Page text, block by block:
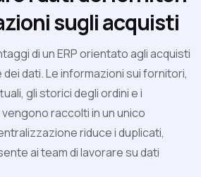
sugli acquisti
di un ERP orientato agli acquisti
dati. Le informazioni sui fornitori,
gli storici degli ordini e i
raccolti in un unico
riduce i duplicati,
ai team di lavorare su dati